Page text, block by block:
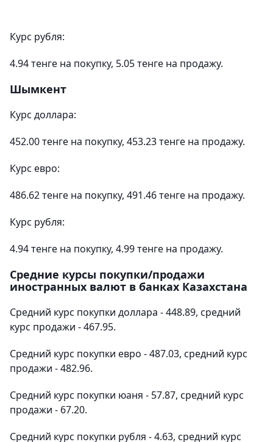
Курс рубля:
4.94 тенге на покупку, 5.05 тенге на продажу.
Шымкент
Курс доллара:
452.00 тенге на покупку, 453.23 тенге на продажу.
Курс евро:
486.62 тенге на покупку, 491.46 тенге на продажу.
Курс рубля:
4.94 тенге на покупку, 4.99 тенге на продажу.
Средние курсы покупки/продажи
иностранных валют в банках Казахстана
Средний курс покупки доллара - 448.89, средний
курс продажи - 467.95.
Средний курс покупки евро - 487.03, средний курс
продажи - 482.96.
Средний курс покупки юаня - 57.87, средний курс
продажи - 67.20.
Средний курс покупки рубля - 4.63, средний курс